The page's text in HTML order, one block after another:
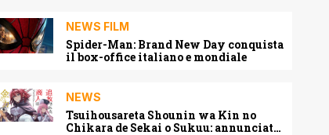
NEWS FILM
Spider-Man: Brand New Day conquista
il box-office italiano e mondiale
NEWS
Tsuihousareta Shounin wa Kin no
Chikara de Sekai o Sukuu: annunciato